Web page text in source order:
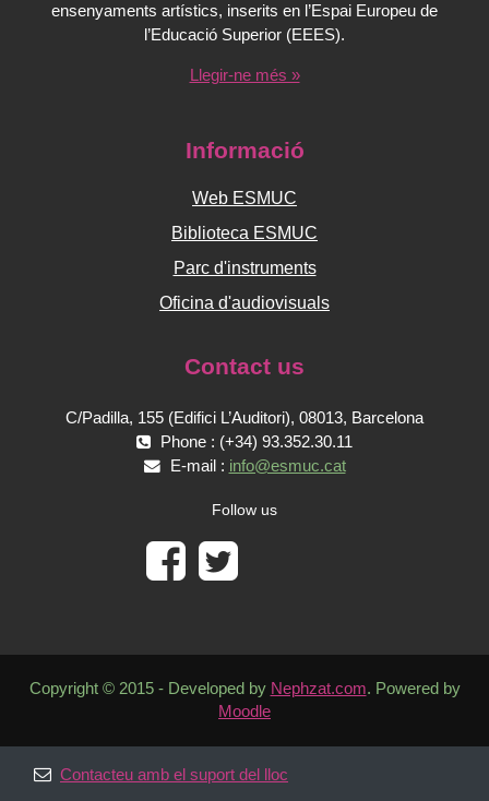
ensenyaments artístics, inserits en l’Espai Europeu de
l’Educació Superior (EEES).
Llegir-ne més »
Informació
Web ESMUC
Biblioteca ESMUC
Parc d'instruments
Oficina d'audiovisuals
Contact us
C/Padilla, 155 (Edifici L’Auditori), 08013, Barcelona
Phone : (+34) 93.352.30.11
E-mail : info@esmuc.cat
Follow us
Copyright © 2015 - Developed by Nephzat.com. Powered by
Moodle
Contacteu amb el suport del lloc